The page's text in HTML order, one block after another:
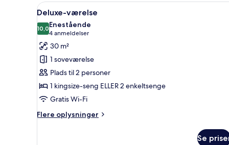
Indlæs
alle
billeder
af
Deluxe-
værelse
Et hotelværelse med en rød
4
Deluxe-værelse
10,010,0 ud af 10
Enestående
4 anmeldelser
(4
anmeldelser)
30 m²
1 soveværelse
Plads til 2 personer
1 kingsize-seng ELLER 2 enkeltsenge
Gratis Wi-Fi
Flere oplysninger
Flere
Se